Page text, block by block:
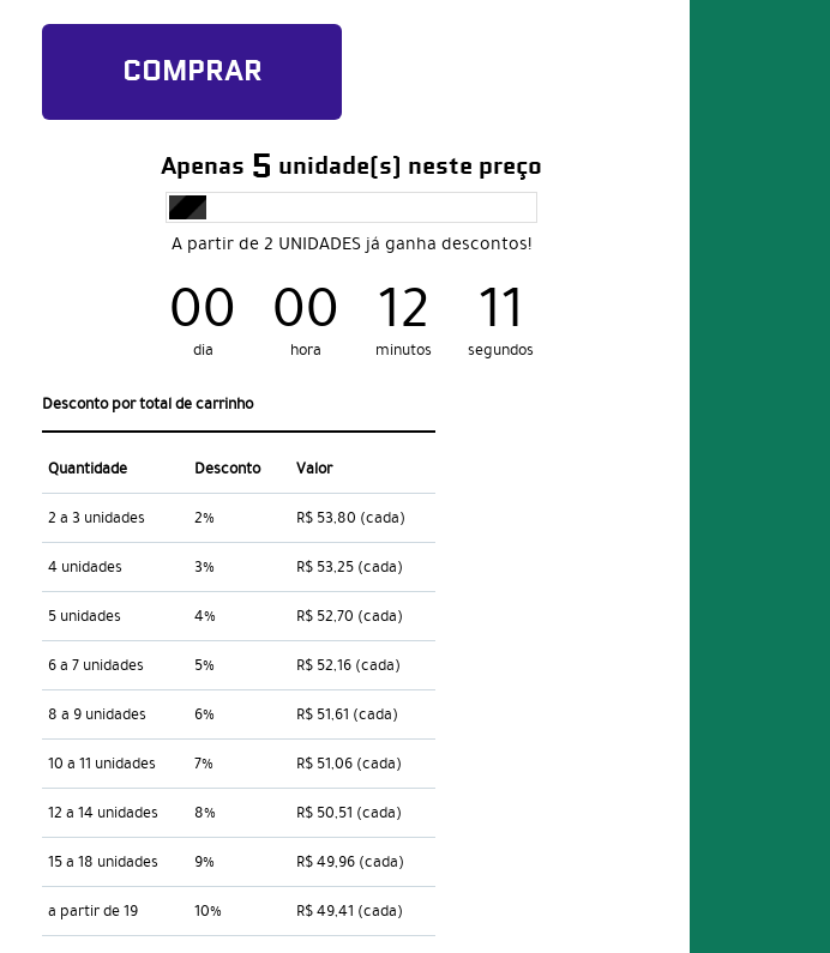
COMPRAR
Apenas 5 unidade(s) neste preço
A partir de 2 UNIDADES já ganha descontos!
00
dia 00
hora 12
minutos 09
segundos
Desconto por total de carrinho
Quantidade Desconto Valor
2 a 3 unidades 2% R$ 53,80 (cada)
4 unidades 3% R$ 53,25 (cada)
5 unidades 4% R$ 52,70 (cada)
6 a 7 unidades 5% R$ 52,16 (cada)
8 a 9 unidades 6% R$ 51,61 (cada)
10 a 11 unidades 7% R$ 51,06 (cada)
12 a 14 unidades 8% R$ 50,51 (cada)
15 a 18 unidades 9% R$ 49,96 (cada)
a partir de 19 10% R$ 49,41 (cada)